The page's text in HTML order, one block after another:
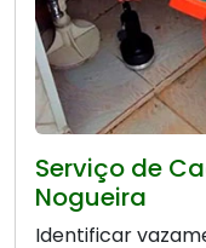
Serviço de
Nogueira
Identificar